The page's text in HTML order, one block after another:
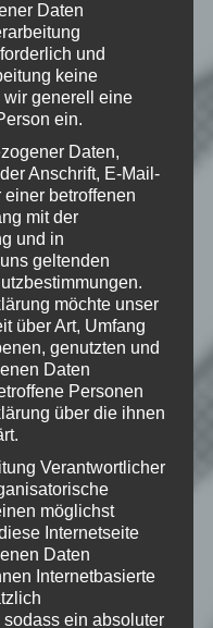
nicht
Felder
Daten
und
keine
generell eine
ein.
Daten,
Anschrift, E-Mail-
betroffenen
mit der
und in
geltenden
möchte unser
über Art, Umfang
genutzten und
Daten
Personen
über die ihnen
Verantwortlicher
möglichst
Internetseite
Daten
Internetbasierte
ein absoluter